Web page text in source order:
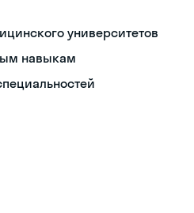
университетов
навыкам